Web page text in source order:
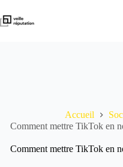
au
contenu
Accueil
Comment mettre TikTok en
Comment mettre TikTok en